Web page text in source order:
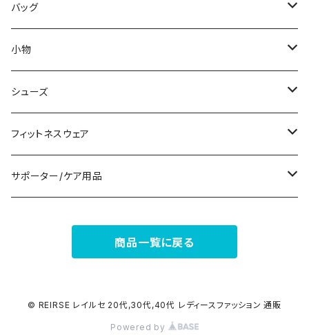
その他
その他
袖付き
ノースリーブ
パンツドレス
ナイトドレス
その他
その他
ブレスレット
ピアス
コサージュ
リング
その他
ブラ/ブラトップ/ベアトップ
ショーツ
タンクトップ/キャミソール
半袖/5分
7分/長袖
ペチコート/ペチパンツ
その他
バッグ
サブバッグ
クラッチバッグ
トートバッグ
ショルダーバッグ
カジュアルバッグ
バックパック
小物
マフラー/スカーフ/ストール
財布
アクセサリーケース
シューズ
スニーカー
ブーツ
その他
フィットネスウェア
セット販売
タイツ
サポーター/ケア用品
商品一覧に戻る
© REIRSE レイルセ 20代,30代,40代 レディースファッション 通販
Powered by